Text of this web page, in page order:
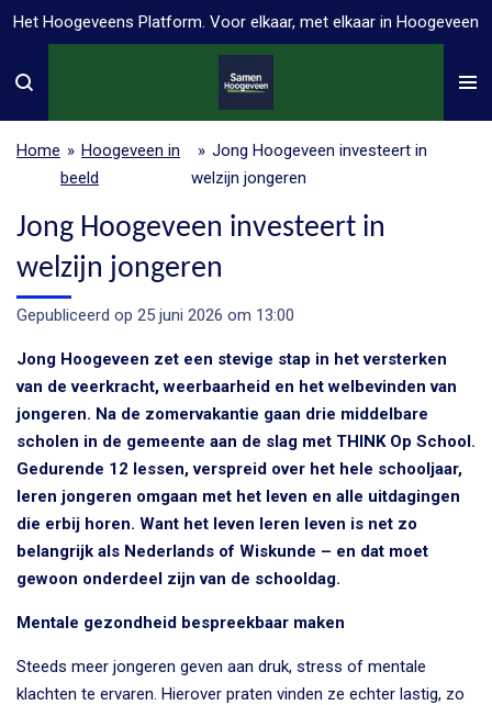
Ga
naar
Het Hoogeveens Platform. Voor elkaar, met elkaar in Hoogeveen
Home » Hoogeveen in
beeld
» Jong Hoogeveen investeert in
welzijn jongeren
Jong Hoogeveen investeert in
welzijn jongeren
Gepubliceerd op 25 juni 2026 om 13:00
Jong Hoogeveen zet een stevige stap in het versterken
van de veerkracht, weerbaarheid en het welbevinden van
jongeren. Na de zomervakantie gaan drie middelbare
scholen in de gemeente aan de slag met THINK Op School.
Gedurende 12 lessen, verspreid over het hele schooljaar,
leren jongeren omgaan met het leven en alle uitdagingen
die erbij horen. Want het leven leren leven is net zo
belangrijk als Nederlands of Wiskunde – en dat moet
gewoon onderdeel zijn van de schooldag.
Mentale gezondheid bespreekbaar maken
Steeds meer jongeren geven aan druk, stress of mentale
klachten te ervaren. Hierover praten vinden ze echter lastig, zo